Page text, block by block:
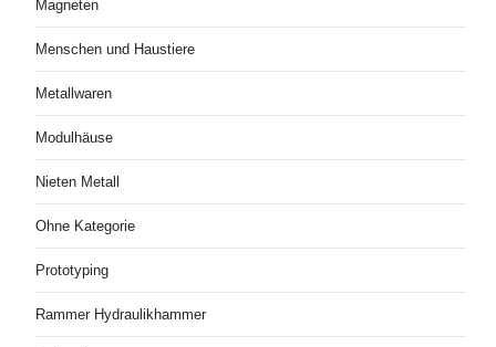
Magneten
Menschen und Haustiere
Metallwaren
Modulhäuse
Nieten Metall
Ohne Kategorie
Prototyping
Rammer Hydraulikhammer